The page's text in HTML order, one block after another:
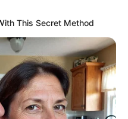
Magzter
Pressreader
Legales
Aviso de privacidad